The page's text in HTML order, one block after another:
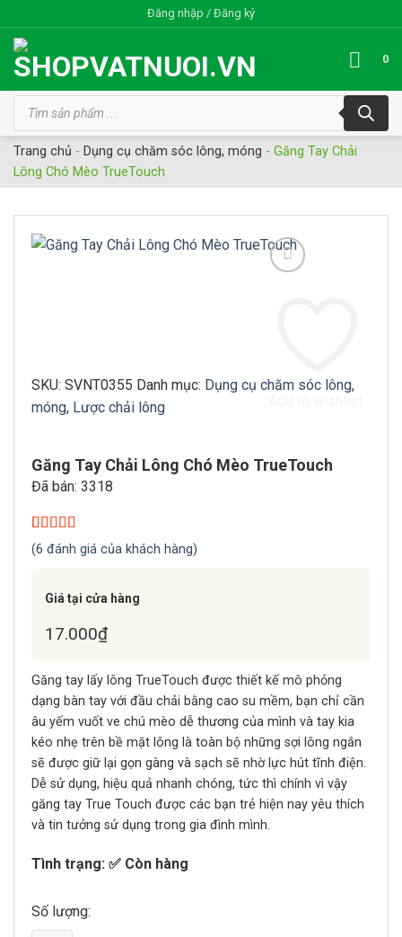
qua
nội
dung
Đăng nhập / Đăng ký
0
Tìm
kiếm
phẩm
Trang chủ - Dụng cụ chăm sóc lông, móng - Găng Tay Chải
Lông Chó Mèo TrueTouch
SKU: SVNT0355 Danh mục: Dụng cụ chăm sóc lông,
móng, Lược chải lông
Găng Tay Chải Lông Chó Mèo TrueTouch
Đã bán: 3318
5.00trên 5
dựa trên
6
(6 đánh giá của khách hàng)
Giá tại cửa hàng
17.000₫
Găng tay lấy lông TrueTouch được thiết kế mô phỏng
dạng bàn tay với đầu chải bằng cao su mềm, bạn chỉ cần
âu yếm vuốt ve chú mèo dễ thương của mình và tay kia
kéo nhẹ trên bề mặt lông là toàn bộ những sợi lông ngắn
sẽ được giữ lại gọn gàng và sạch sẽ nhờ lực hút tĩnh điện.
Dễ sử dụng, hiệu quả nhanh chóng, tức thì chính vì vậy
găng tay True Touch được các bạn trẻ hiện nay yêu thích
và tin tưởng sử dụng trong gia đình mình.
Tình trạng: ✅ Còn hàng
Số lượng: